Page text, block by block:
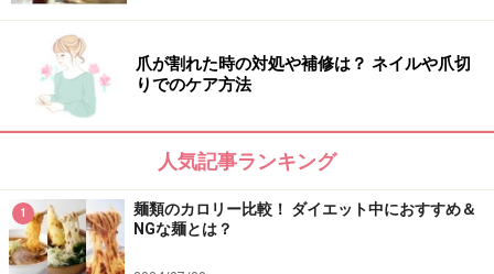
爪が割れた時の対処や補修は？ ネイルや爪切
りでのケア方法
人気記事ランキング
1
麺類のカロリー比較！ ダイエット中におすすめ＆
NGな麺とは？